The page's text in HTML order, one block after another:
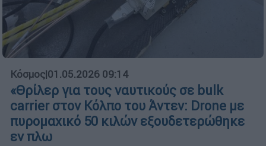
Κόσμος|01.05.2026 09:14
«Θρίλερ για τους ναυτικούς σε bulk
carrier στον Κόλπο του Άντεν: Drone με
πυρομαχικό 50 κιλών εξουδετερώθηκε
εν πλω